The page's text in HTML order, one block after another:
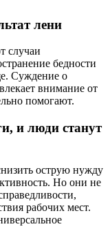
лени
случаи
бедности
Суждение о
внимание от
помогают.
и люди станут
острую нужду
Но они не
рабочих мест.